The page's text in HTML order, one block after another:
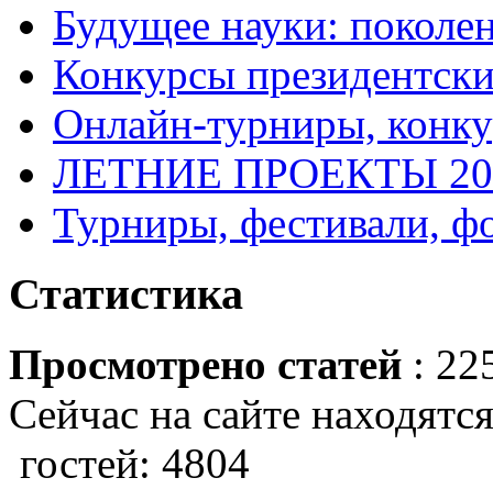
Будущее науки:
Конкурсы
Онлайн-турниры,
ЛЕТНИЕ ПРОЕКТЫ
Турниры, фестивали,
Статистика
Просмотрено статей :
Сейчас на сайте
гостей: 4804